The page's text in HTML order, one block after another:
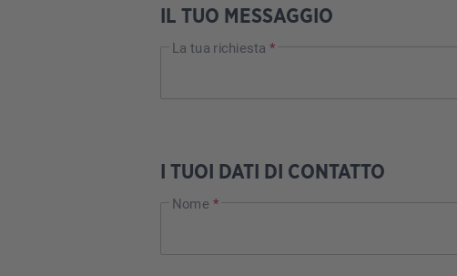
IL TUO MESSAGGIO
La tua richiesta *
I TUOI DATI DI CONTATTO
Nome *